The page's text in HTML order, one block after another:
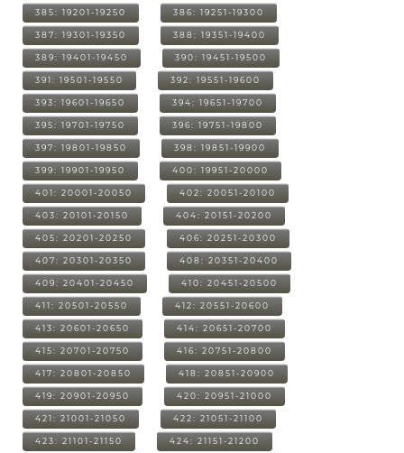
385: 19201-19250 386: 19251-19300
387: 19301-19350 388: 19351-19400
389: 19401-19450 390: 19451-19500
391: 19501-19550 392: 19551-19600
393: 19601-19650 394: 19651-19700
395: 19701-19750 396: 19751-19800
397: 19801-19850 398: 19851-19900
399: 19901-19950 400: 19951-20000
401: 20001-20050 402: 20051-20100
403: 20101-20150 404: 20151-20200
405: 20201-20250 406: 20251-20300
407: 20301-20350 408: 20351-20400
409: 20401-20450 410: 20451-20500
411: 20501-20550 412: 20551-20600
413: 20601-20650 414: 20651-20700
415: 20701-20750 416: 20751-20800
417: 20801-20850 418: 20851-20900
419: 20901-20950 420: 20951-21000
421: 21001-21050 422: 21051-21100
423: 21101-21150 424: 21151-21200